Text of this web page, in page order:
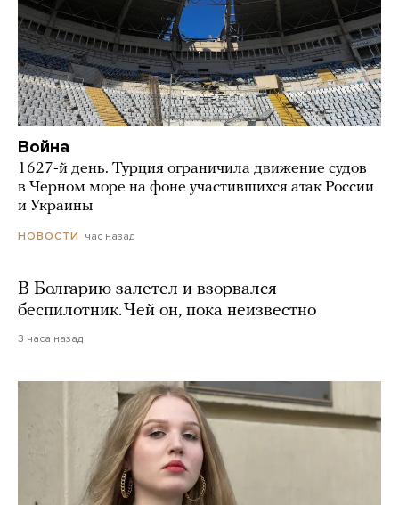
Война
1627-й день. Турция ограничила движение судов
в Черном море на фоне участившихся атак России
и Украины
НОВОСТИ час назад
В Болгарию залетел и взорвался
беспилотник. Чей он, пока неизвестно
3 часа назад